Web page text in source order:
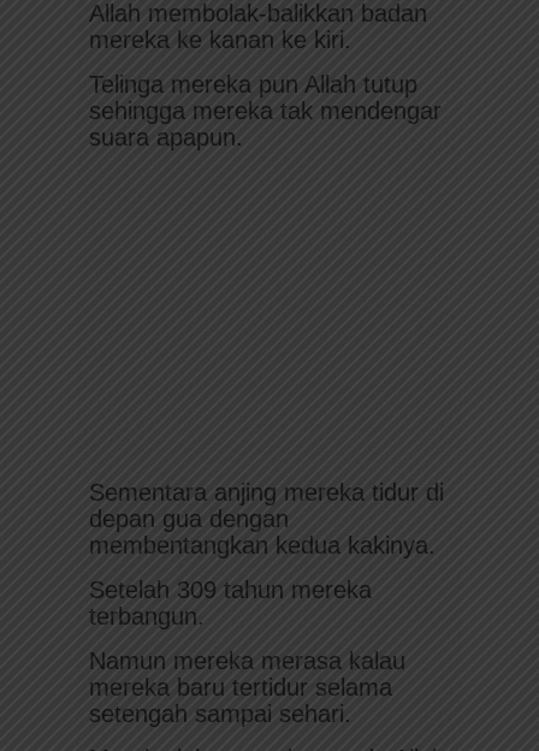
Allah membolak-balikkan badan
mereka ke kanan ke kiri.
Telinga mereka pun Allah tutup
sehingga mereka tak mendengar
suara apapun.
Sementara anjing mereka tidur di
depan gua dengan
membentangkan kedua kakinya.
Setelah 309 tahun mereka
terbangun.
Namun mereka merasa kalau
mereka baru tertidur selama
setengah sampai sehari.